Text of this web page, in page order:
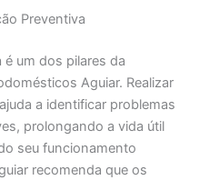
Preventiva
um dos pilares da
Aguiar. Realizar
a identificar problemas
prolongando a vida útil
seu funcionamento
recomenda que os